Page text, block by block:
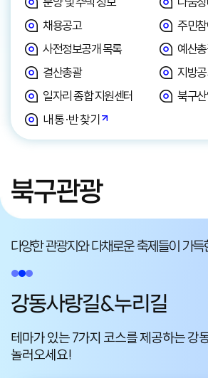
채용공고
주민
사전정보공개 목록
예산
결산총괄
지방
일자리 종합 지원센터
북구
내 통·반 찾기
북구관광
다양한 관광지와 다채로운 축제들이 가득
강동사랑길&누리길
테마가 있는 7가지 코스를 제공하는 강
놀러오세요!